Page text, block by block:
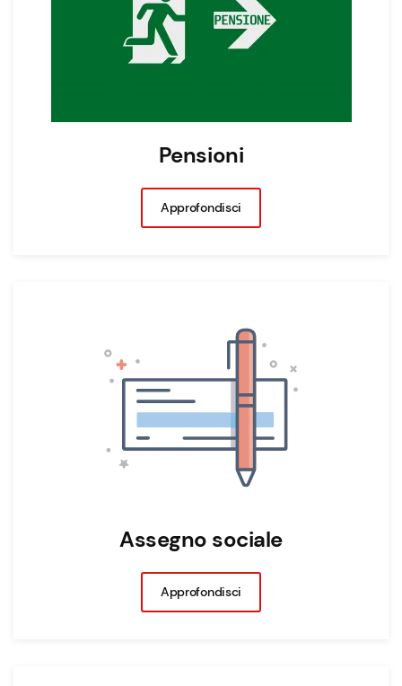
Pensioni
Approfondisci
Assegno sociale
Approfondisci